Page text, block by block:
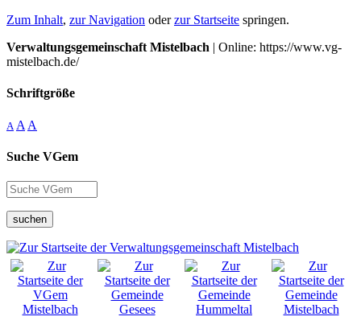
Zum Inhalt, zur Navigation oderzur Startseite springen.
Verwaltungsgemeinschaft Mistelbach | Online: https://www.vg-
mistelbach.de/
Schriftgröße
A A A
Suche VGem
suchen